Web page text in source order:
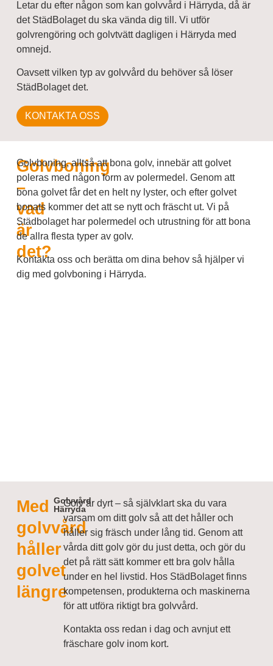
Letar du efter någon som kan golvvård i Härryda, då är
det StädBolaget du ska vända dig till. Vi utför
golvrengöring och golvtvätt dagligen i Härryda med
omnejd.
Oavsett vilken typ av golvvård du behöver så löser
StädBolaget det.
KONTAKTA OSS
Golvboning
–
vad
är
det?
Golvboning, alltså att bona golv, innebär att golvet
poleras med någon form av polermedel. Genom att
bona golvet får det en helt ny lyster, och efter golvet
bonats kommer det att se nytt och fräscht ut. Vi på
Städbolaget har polermedel och utrustning för att bona
de allra flesta typer av golv.
Kontakta oss och berätta om dina behov så hjälper vi
dig med golvboning i Härryda.
Med
golvvård
håller
golvet
längre
Golvvård
Härryda
Golv är dyrt – så självklart ska du vara
varsam om ditt golv så att det håller och
håller sig fräsch under lång tid. Genom att
vårda ditt golv gör du just detta, och gör du
det på rätt sätt kommer ett bra golv hålla
under en hel livstid. Hos StädBolaget finns
kompetensen, produkterna och maskinerna
för att utföra riktigt bra golvvård.
Kontakta oss redan i dag och avnjut ett
fräschare golv inom kort.